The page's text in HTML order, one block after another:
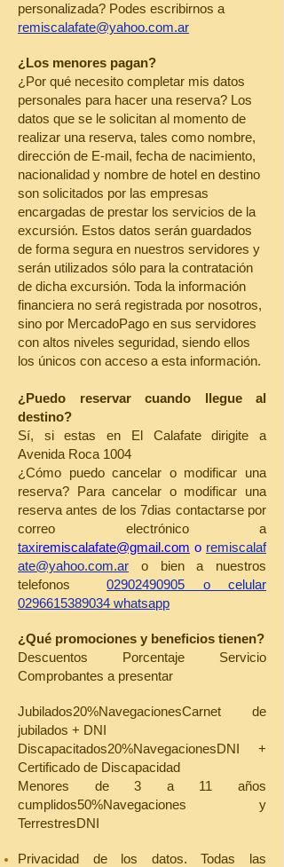
personalizada? Podes escribirnos a
remiscalafate@yahoo.com.ar
¿Los menores pagan?
¿Por qué necesito completar mis datos
personales para hacer una reserva? Los
datos que se le solicitan al momento de
realizar una reserva, tales como nombre,
dirección de E-mail, fecha de nacimiento,
nacionalidad y nombre de hotel en destino
son solicitados por las empresas
encargadas de prestar los servicios de la
excursión. Estos datos serán guardados
de forma segura en nuestros servidores y
serán utilizados sólo para la contratación
de dicha excursión. Toda la información
financiera no será registrada por nosotros,
sino por MercadoPago en sus servidores
con altos niveles seguridad, siendo ellos
los únicos con acceso a esta información.
¿Puedo reservar cuando llegue al
destino?
Sí, si estas en El Calafate dirigite a
Avenida Roca 1004
¿Cómo puedo cancelar o modificar una
reserva? Para cancelar o modificar una
reserva antes de los 7dias contactarse por
correo electrónico a
taxiremiscalafate@gmail.com o remiscalaf
ate@yahoo.com.ar o bien a nuestros
telefonos 02902490905 o celular
0296615389034 whatsapp
¿Qué promociones y beneficios tienen?
Descuentos Porcentaje Servicio
Comprobantes a presentar
Jubilados20%NavegacionesCarnet de
jubilados + DNI
Discapacitados20%NavegacionesDNI +
Certificado de Discapacidad
Menores de 3 a 11 años
cumplidos50%Navegaciones y
TerrestresDNI
Privacidad de los datos. Todas las